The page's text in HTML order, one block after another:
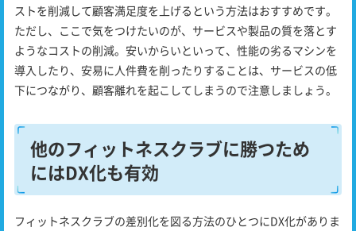
ストを削減して顧客満足度を上げるという方法はおすすめです。
ただし、ここで気をつけたいのが、サービスや製品の質を落とす
ようなコストの削減。安いからいといって、性能の劣るマシンを
導入したり、安易に人件費を削ったりすることは、サービスの低
下につながり、顧客離れを起こしてしまうので注意しましょう。
他のフィットネスクラブに勝つため
にはDX化も有効
フィットネスクラブの差別化を図る方法のひとつにDX化がありま